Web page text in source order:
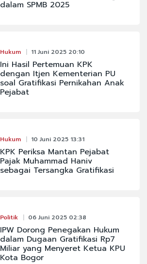
dalam SPMB 2025
Hukum 11 Juni 2025 20:10
Ini Hasil Pertemuan KPK
dengan Itjen Kementerian PU
soal Gratifikasi Pernikahan Anak
Pejabat
Hukum 10 Juni 2025 13:31
KPK Periksa Mantan Pejabat
Pajak Muhammad Haniv
sebagai Tersangka Gratifikasi
Politik 06 Juni 2025 02:38
IPW Dorong Penegakan Hukum
dalam Dugaan Gratifikasi Rp7
Miliar yang Menyeret Ketua KPU
Kota Bogor